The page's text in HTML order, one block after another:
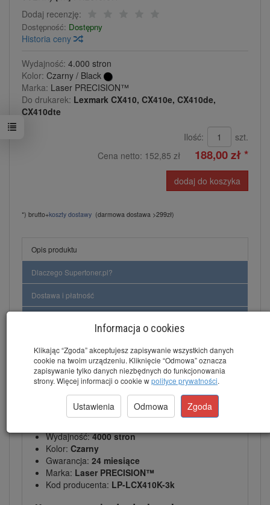
Dodaj recenzję:
Dostępność: Dostępny
Historia ceny
Wydajność: 4.000 stron
Kolor: Czarny / Black
Marka: Laser PRECISION™
Do drukarek: Lexmark CX410, CX410e, CX410de,
CX410dte
Ilość:
szt.
Cena netto: 152,85 zł 188,00 zł *
dodaj do koszyka
*) brutto+koszty dostawy (darmowa dostawa >299zł)
Opis produktu
Dlaczego Supertoner.pl?
Dostawa i płatność
Toner do Lexmark CX410 Black - Czarny
(80C2HK0, 802HK)
Dane techniczne:
Wydajność:4000 stron
Kolor: Czarny
Gwarancja: 24 miesiące
Marka: Laser PRECISION™
Kod producenta: LP-LCX410K-3k
Informacja o cookies
Klikając “Zgoda” akceptujesz zapisywanie wszystkich danych
cookie na twoim urządzeniu. Kliknięcie “Odmowa” oznacza
zapisywanie tylko danych niezbędnych do funkcjonowania
strony. Więcej informacji o cookie wpolityce prywatności.
Ustawienia Odmowa Zgoda